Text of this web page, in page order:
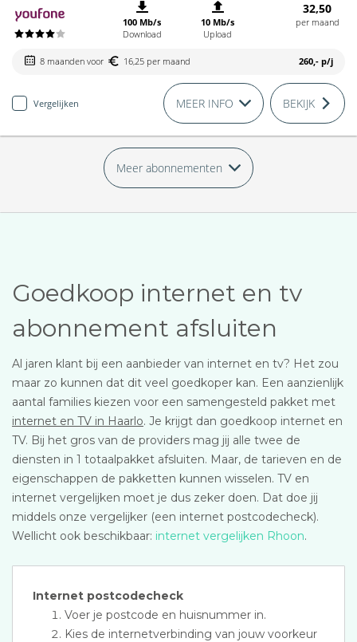
100 Mb/s
Download
10 Mb/s
Upload
32,50
per maand
8 maanden voor 16,25 per maand 260,- p/j
Vergelijken MEER INFO BEKIJK
Meer abonnementen
Goedkoop internet en tv
abonnement afsluiten
Al jaren klant bij een aanbieder van internet en tv? Het zou
maar zo kunnen dat dit veel goedkoper kan. Een aanzienlijk
aantal families kiezen voor een samengesteld pakket met
internet en TV in Haarlo. Je krijgt dan goedkoop internet en
TV. Bij het gros van de providers mag jij alle twee de
diensten in 1 totaalpakket afsluiten. Maar, de tarieven en de
eigenschappen de pakketten kunnen wisselen. TV en
internet vergelijken moet je dus zeker doen. Dat doe jij
middels onze vergelijker (een internet postcodecheck).
Wellicht ook beschikbaar: internet vergelijken Rhoon.
Internet postcodecheck
Voer je postcode en huisnummer in.
Kies de internetverbinding van jouw voorkeur